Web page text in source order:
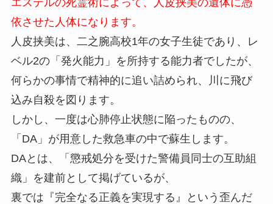
依させた人体になります。
人皮挟美は、二之腕高校1年の女子生徒であり、レ
ベル2の「発火能力」を所持する能力者でしたが、
何らかの事情で精神的に追い詰められ、川に飛び
込み自殺を図ります。
しかし、一度は心肺停止状態に陥ったものの、
「DA」が用意した救急車の中で蘇生します。
DAとは、「懲戒処分を受けた警備員同士の互助組
織」を建前として掲げているが、
裏では『完全なる正義を実現する』という歪んだ